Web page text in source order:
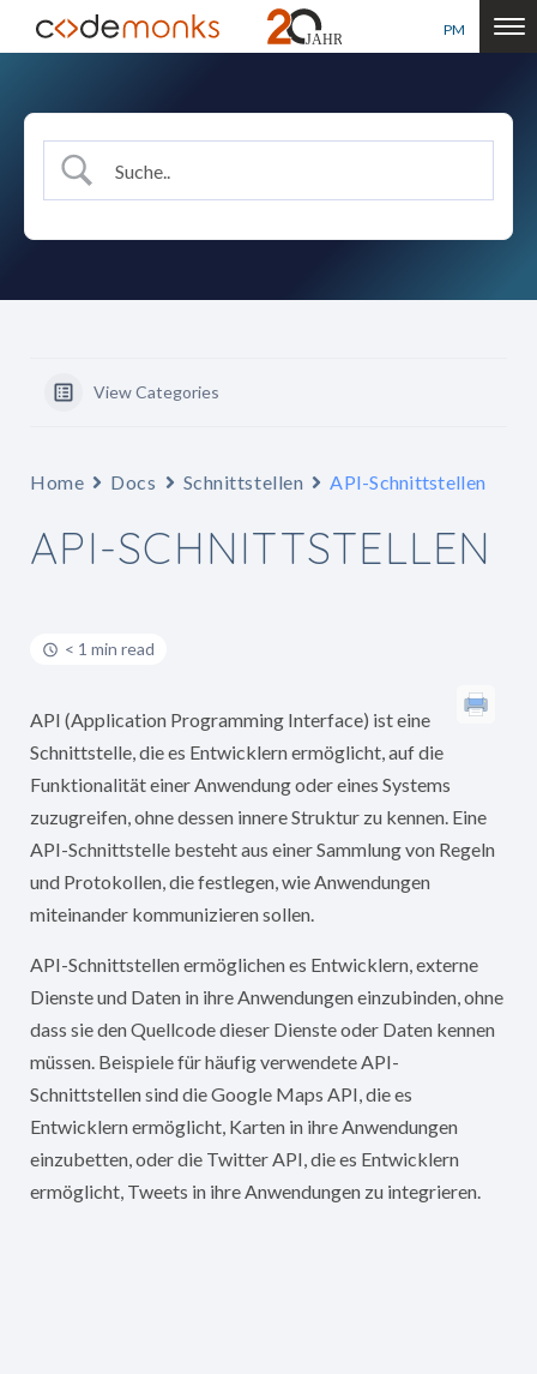
PM
View Categories
Home Docs Schnittstellen API-Schnittstellen
API-SCHNITTSTELLEN
< 1 min read
API (Application Programming Interface) ist eine
Schnittstelle, die es Entwicklern ermöglicht, auf die
Funktionalität einer Anwendung oder eines Systems
zuzugreifen, ohne dessen innere Struktur zu kennen. Eine
API-Schnittstelle besteht aus einer Sammlung von Regeln
und Protokollen, die festlegen, wie Anwendungen
miteinander kommunizieren sollen.
API-Schnittstellen ermöglichen es Entwicklern, externe
Dienste und Daten in ihre Anwendungen einzubinden, ohne
dass sie den Quellcode dieser Dienste oder Daten kennen
müssen. Beispiele für häufig verwendete API-
Schnittstellen sind die Google Maps API, die es
Entwicklern ermöglicht, Karten in ihre Anwendungen
einzubetten, oder die Twitter API, die es Entwicklern
ermöglicht, Tweets in ihre Anwendungen zu integrieren.